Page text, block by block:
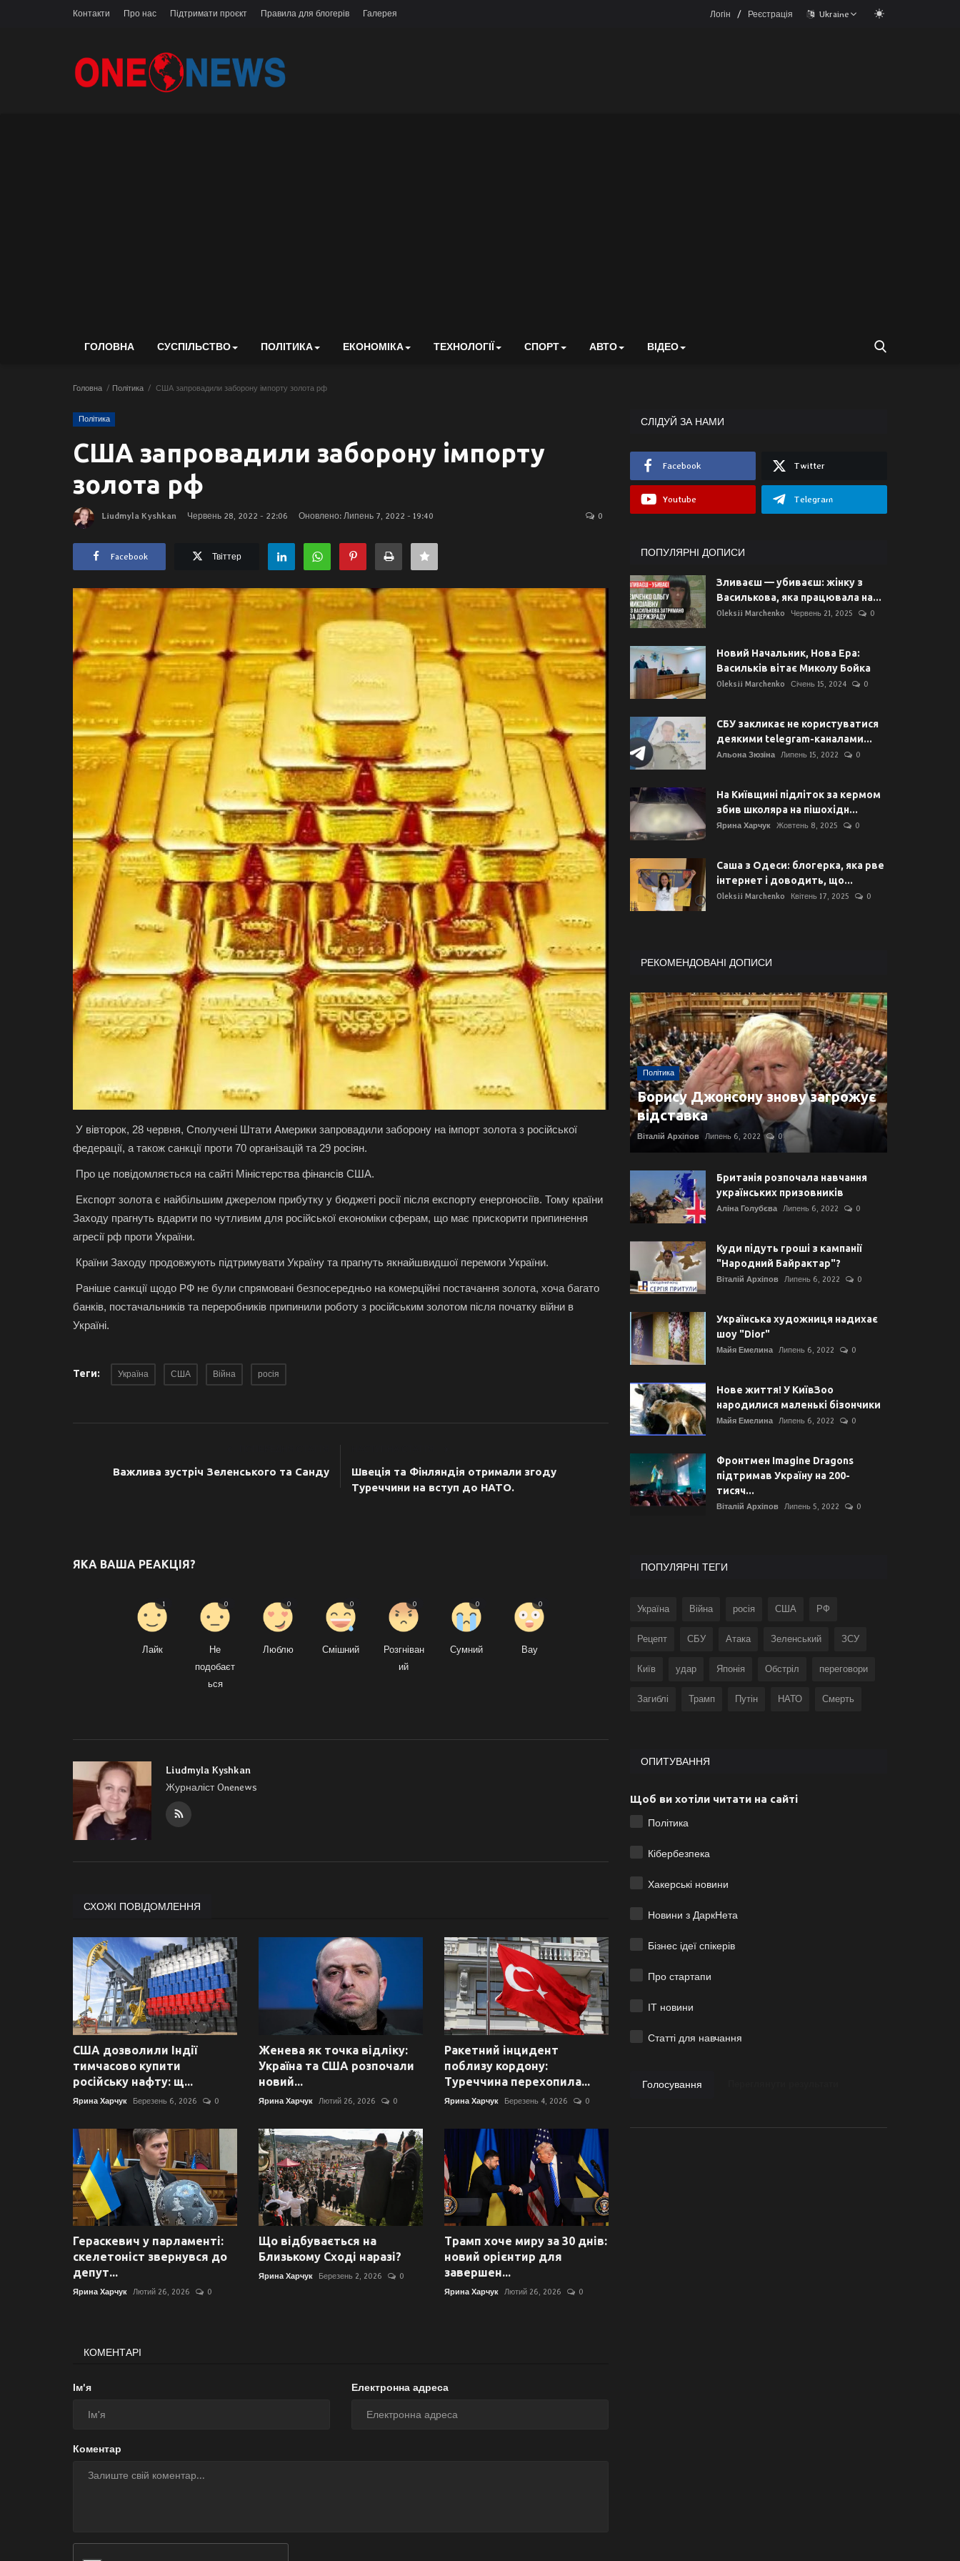
Контакти Про нас Підтримати проєкт Правила для блогерів Галерея Логін / Реєстрація Ukraine
ГОЛОВНА СУСПІЛЬСТВО ПОЛІТИКА ЕКОНОМІКА ТЕХНОЛОГІЇ СПОРТ АВТО ВІДЕО
Головна Політика США запровадили заборону імпорту золота рф
Політика
США запровадили заборону імпорту
золота рф
Liudmyla Kyshkan Червень 28, 2022 - 22:06 Оновлено: Липень 7, 2022 - 19:40 0
Facebook Твіттер
У вівторок, 28 червня, Сполучені Штати Америки запровадили заборону на імпорт золота з російської
федерації, а також санкції проти 70 організацій та 29 росіян.
Про це повідомляється на сайті Міністерства фінансів США.
Експорт золота є найбільшим джерелом прибутку у бюджеті росії після експорту енергоносіїв. Тому країни
Заходу прагнуть вдарити по чутливим для російської економіки сферам, що має прискорити припинення
агресії рф проти України.
Країни Заходу продовжують підтримувати Україну та прагнуть якнайшвидшої перемоги України.
Раніше санкції щодо РФ не були спрямовані безпосередньо на комерційні постачання золота, хоча багато
банків, постачальників та переробників припинили роботу з російським золотом після початку війни в
Україні.
Теги: Україна США Війна росія
Важлива зустріч Зеленського та Санду
Швеція та Фінляндія отримали згоду
Туреччини на вступ до НАТО.
ЯКА ВАША РЕАКЦІЯ?
Лайк
1
Не
подобаєт
ься
0
Люблю
0
Смішний
0
Розгніван
ий
0
Сумний
0
Вау
0
Liudmyla Kyshkan
Журналіст Onenews
СХОЖІ ПОВІДОМЛЕННЯ
США дозволили Індії
тимчасово купити
російську нафту: щ...
Ярина Харчук Березень 6, 2026 0
Женева як точка відліку:
Україна та США розпочали
новий...
Ярина Харчук Лютий 26, 2026 0
Ракетний інцидент
поблизу кордону:
Туреччина перехопила...
Ярина Харчук Березень 4, 2026 0
Гераскевич у парламенті:
скелетоніст звернувся до
депут...
Ярина Харчук Лютий 26, 2026 0
Що відбувається на
Близькому Сході наразі?
Ярина Харчук Березень 2, 2026 0
Трамп хоче миру за 30 днів:
новий орієнтир для
завершен...
Ярина Харчук Лютий 26, 2026 0
КОМЕНТАРІ
Ім'я Електронна адреса
Коментар
СЛІДУЙ ЗА НАМИ
Facebook Twitter
Youtube Telegram
ПОПУЛЯРНІ ДОПИСИ
Зливаєш — убиваєш: жінку з
Василькова, яка працювала на...
Oleksii Marchenko Червень 21, 2025 0
Новий Начальник, Нова Ера:
Васильків вітає Миколу Бойка
Oleksii Marchenko Січень 15, 2024 0
СБУ закликає не користуватися
деякими telegram-каналами...
Альона Зюзіна Липень 15, 2022 0
На Київщині підліток за кермом
збив школяра на пішохідн...
Ярина Харчук Жовтень 8, 2025 0
Саша з Одеси: блогерка, яка рве
інтернет і доводить, що...
Oleksii Marchenko Квітень 17, 2025 0
РЕКОМЕНДОВАНІ ДОПИСИ
Політика
Борису Джонсону знову загрожує
відставка
Віталій Архіпов Липень 6, 2022 0
Британія розпочала навчання
українських призовників
Аліна Голубєва Липень 6, 2022 0
Куди підуть гроші з кампанії
"Народний Байрактар"?
Віталій Архіпов Липень 6, 2022 0
Українська художниця надихає
шоу "Dior"
Майя Емелина Липень 6, 2022 0
Нове життя! У КиївЗоо
народилися маленькі бізончики
Майя Емелина Липень 6, 2022 0
Фронтмен Imagine Dragons
підтримав Україну на 200-
тисяч...
Віталій Архіпов Липень 5, 2022 0
ПОПУЛЯРНІ ТЕГИ
Україна Війна росія США РФ
Рецепт СБУ Атака Зеленський ЗСУ
Київ удар Японія Обстріл переговори
Загиблі Трамп Путін НАТО Смерть
ОПИТУВАННЯ
Щоб ви хотіли читати на сайті
Політика
Кібербезпека
Хакерські новини
Новини з ДаркНета
Бізнес ідеї спікерів
Про стартапи
ІТ новини
Статті для навчання
Голосування